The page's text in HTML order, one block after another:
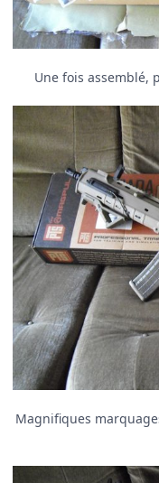
Une fois assemblé,
Magnifiques